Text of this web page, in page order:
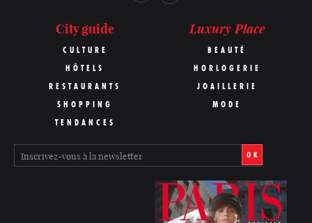
City guide
CULTURE
HÔTELS
RESTAURANTS
SHOPPING
TENDANCES
Luxury Place
BEAUTÉ
HORLOGERIE
JOAILLERIE
MODE
OK